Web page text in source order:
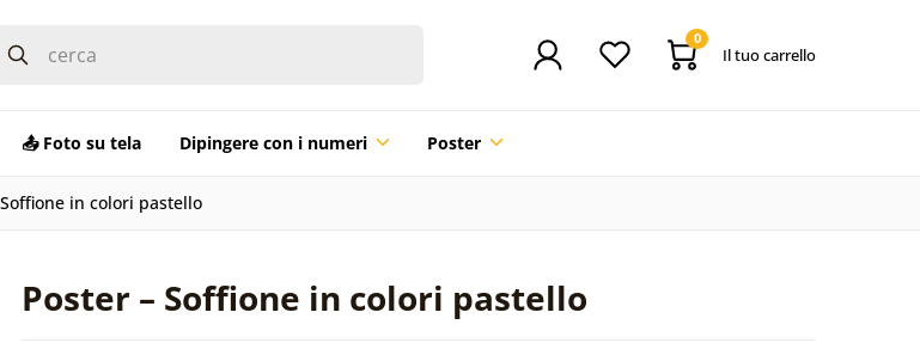
0
Il tuo carrello
📤 Foto su tela Dipingere con i numeri Poster
in colori pastello
Poster – Soffione in colori pastello